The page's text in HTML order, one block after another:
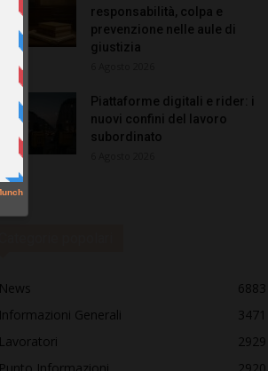
responsabilità, colpa e
prevenzione nelle aule di
giustizia
Piattaforme digitali e rider: i
nuovi confini del lavoro
subordinato
News
6883
Informazioni Generali
3471
Lavoratori
2929